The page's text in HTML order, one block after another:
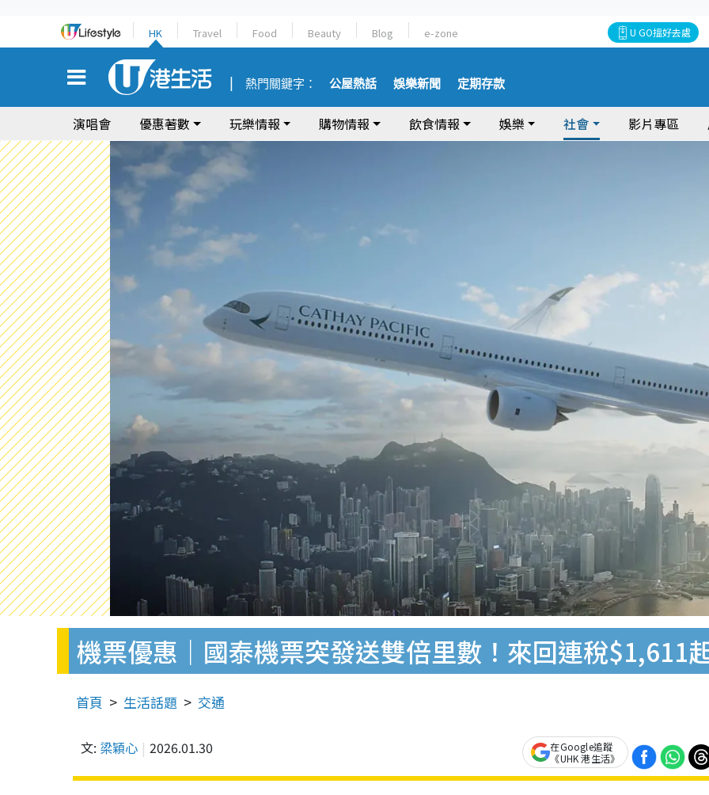
HK Travel Food Beauty Blog e-zone U GO搵好去處
熱門關鍵字： 公屋熱話 娛樂新聞 定期存款
演唱會 優惠著數 玩樂情報 購物情報 飲食情報 娛樂 社會 影片專區
機票優惠｜國泰機票突發送雙倍里數！來回連稅$1,611
首頁 生活話題 交通
文: 梁穎心 2026.01.30
在Google追蹤
《UHK 港生活》